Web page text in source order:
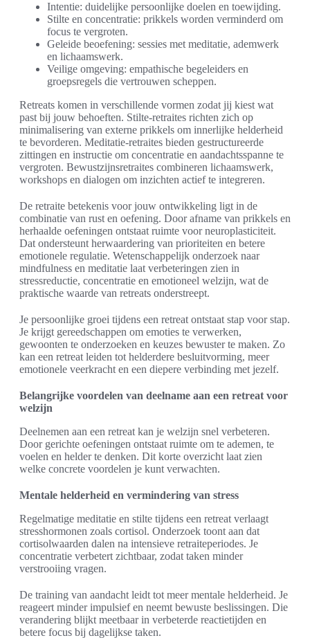
Intentie: duidelijke persoonlijke doelen en toewijding.
Stilte en concentratie: prikkels worden verminderd om
focus te vergroten.
Geleide beoefening: sessies met meditatie, ademwerk
en lichaamswerk.
Veilige omgeving: empathische begeleiders en
groepsregels die vertrouwen scheppen.
Retreats komen in verschillende vormen zodat jij kiest wat
past bij jouw behoeften. Stilte-retraites richten zich op
minimalisering van externe prikkels om innerlijke helderheid
te bevorderen. Meditatie-retraites bieden gestructureerde
zittingen en instructie om concentratie en aandachtsspanne te
vergroten. Bewustzijnsretraites combineren lichaamswerk,
workshops en dialogen om inzichten actief te integreren.
De retraite betekenis voor jouw ontwikkeling ligt in de
combinatie van rust en oefening. Door afname van prikkels en
herhaalde oefeningen ontstaat ruimte voor neuroplasticiteit.
Dat ondersteunt herwaardering van prioriteiten en betere
emotionele regulatie. Wetenschappelijk onderzoek naar
mindfulness en meditatie laat verbeteringen zien in
stressreductie, concentratie en emotioneel welzijn, wat de
praktische waarde van retreats onderstreept.
Je persoonlijke groei tijdens een retreat ontstaat stap voor stap.
Je krijgt gereedschappen om emoties te verwerken,
gewoonten te onderzoeken en keuzes bewuster te maken. Zo
kan een retreat leiden tot helderdere besluitvorming, meer
emotionele veerkracht en een diepere verbinding met jezelf.
Belangrijke voordelen van deelname aan een retreat voor
welzijn
Deelnemen aan een retreat kan je welzijn snel verbeteren.
Door gerichte oefeningen ontstaat ruimte om te ademen, te
voelen en helder te denken. Dit korte overzicht laat zien
welke concrete voordelen je kunt verwachten.
Mentale helderheid en vermindering van stress
Regelmatige meditatie en stilte tijdens een retreat verlaagt
stresshormonen zoals cortisol. Onderzoek toont aan dat
cortisolwaarden dalen na intensieve retraiteperiodes. Je
concentratie verbetert zichtbaar, zodat taken minder
verstrooiing vragen.
De training van aandacht leidt tot meer mentale helderheid. Je
reageert minder impulsief en neemt bewuste beslissingen. Die
verandering blijkt meetbaar in verbeterde reactietijden en
betere focus bij dagelijkse taken.